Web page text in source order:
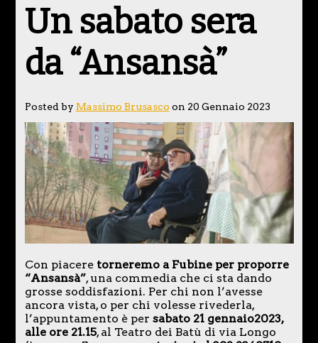
Un sabato sera
da “Ansansà”
Posted by Massimo Brusasco on 20 Gennaio 2023
Con piacere torneremo a Fubine per proporre
“Ansansà”, una commedia che ci sta dando
grosse soddisfazioni. Per chi non l’avesse
ancora vista, o per chi volesse rivederla,
l’appuntamento è per sabato 21 gennaio2023,
alle ore 21.15, al Teatro dei Batù di via Longo